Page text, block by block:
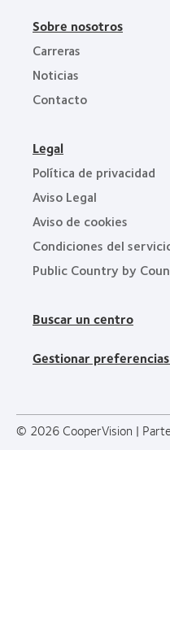
Sobre nosotros
Carreras
Noticias
Contacto
Legal
Política de privacidad
Aviso Legal
Aviso de cookies
Condiciones del
Public Country by
Buscar un centro
Gestionar
© 2026 CooperVision |